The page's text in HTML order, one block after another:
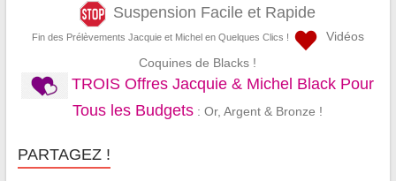
Suspension Facile et Rapide
Fin des Prélèvements Jacquie et Michel en Quelques Clics !
Vidéos
Coquines de Blacks !
TROIS Offres Jacquie & Michel Black Pour
Tous les Budgets : Or, Argent & Bronze !
PARTAGEZ !